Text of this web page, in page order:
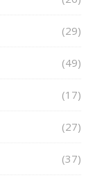
(29)
(49)
(17)
(27)
(37)